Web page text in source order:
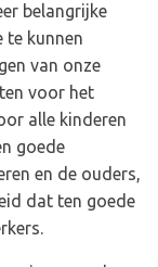
belangrijke
te kunnen
van onze
voor het
alle kinderen
goede
en de ouders,
dat ten goede